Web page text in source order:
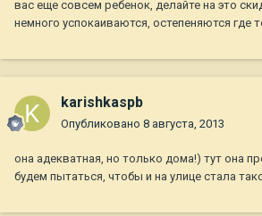
вас еще совсем ребенок, делайте на это
немного успокаиваются, остепеняются где
karishkaspb
Опубликовано 8 августа, 2013
она адекватная, но только дома!) тут она
будем пытаться, чтобы и на улице стала